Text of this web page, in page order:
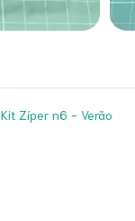
Kit Zíper n6 - Verão